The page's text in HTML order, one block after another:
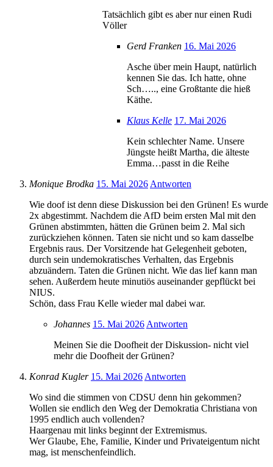
Tatsächlich gibt es aber nur einen Rudi
Völler
Gerd Franken 16. Mai 2026
Asche über mein Haupt, natürlich
kennen Sie das. Ich hatte, ohne
Sch….., eine Großtante die hieß
Käthe.
Klaus Kelle 17. Mai 2026
Kein schlechter Name. Unsere
Jüngste heißt Martha, die älteste
Emma…passt in die Reihe
Monique Brodka 15. Mai 2026Antworten
Wie doof ist denn diese Diskussion bei den Grünen! Es wurde
2x abgestimmt. Nachdem die AfD beim ersten Mal mit den
Grünen abstimmten, hätten die Grünen beim 2. Mal sich
zurückziehen können. Taten sie nicht und so kam dasselbe
Ergebnis raus. Der Vorsitzende hat Gelegenheit geboten,
durch sein undemokratisches Verhalten, das Ergebnis
abzuändern. Taten die Grünen nicht. Wie das lief kann man
sehen. Außerdem heute minutiös auseinander gepflückt bei
NIUS.
Schön, dass Frau Kelle wieder mal dabei war.
Johannes 15. Mai 2026Antworten
Meinen Sie die Doofheit der Diskussion- nicht viel
mehr die Doofheit der Grünen?
Konrad Kugler 15. Mai 2026Antworten
Wo sind die stimmen von CDSU denn hin gekommen?
Wollen sie endlich den Weg der Demokratia Christiana von
1995 endlich auch vollenden?
Haargenau mit links beginnt der Extremismus.
Wer Glaube, Ehe, Familie, Kinder und Privateigentum nicht
mag, ist menschenfeindlich.